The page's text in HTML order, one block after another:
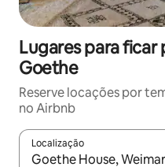
Lugares para ficar
Goethe
Reserve locações por
no Airbnb
Localização
Quando os resultados